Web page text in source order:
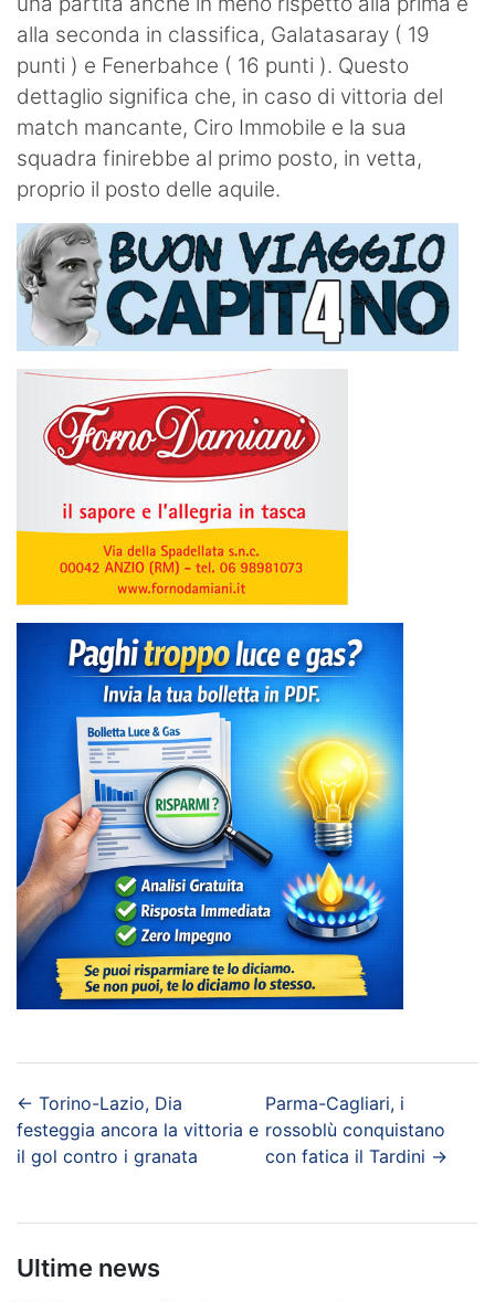
alla seconda in classifica, Galatasaray ( 19
punti ) e Fenerbahce ( 16 punti ). Questo
dettaglio significa che, in caso di vittoria del
match mancante, Ciro Immobile e la sua
squadra finirebbe al primo posto, in vetta,
proprio il posto delle aquile.
← Torino-Lazio, Dia
festeggia ancora la vittoria e
il gol contro i granata
Parma-Cagliari, i
rossoblù conquistano
con fatica il Tardini →
Ultime news